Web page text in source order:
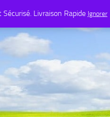
Sécurisé. Livraison Rapide Ignorer
0 Article 0€